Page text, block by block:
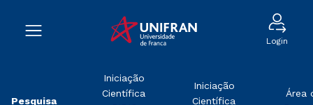
Login
Pesquisa
Iniciação
Científica
Iniciação
Científica
Área